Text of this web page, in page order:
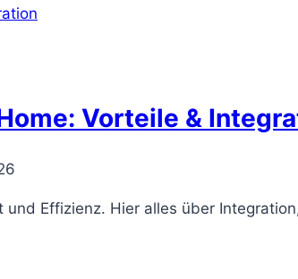
Vorteile &
Effizienz. Hier alles über